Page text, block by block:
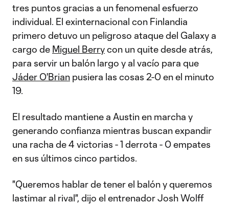
tres puntos gracias a un fenomenal esfuerzo
individual. El exinternacional con Finlandia
primero detuvo un peligroso ataque del Galaxy a
cargo de Miguel Berrycon un quite desde atrás,
para servir un balón largo y al vacío para que
Jáder O'Brian pusiera las cosas 2-0 en el minuto
19.
El resultado mantiene a Austin en marcha y
generando confianza mientras buscan expandir
una racha de 4 victorias - 1 derrota - 0 empates
en sus últimos cinco partidos.
"Queremos hablar de tener el balón y queremos
lastimar al rival", dijo el entrenador Josh Wolff